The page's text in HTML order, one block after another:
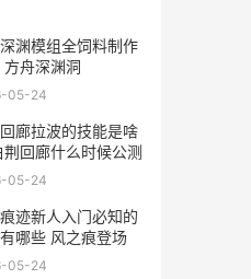
渊模组全饲料制作
方舟深渊洞
05-24
廊拉波的技能是啥
荆回廊什么时候公测
05-24
迹新人入门必知的
哪些 风之痕登场
05-24